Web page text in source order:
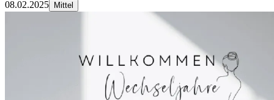
08.02.2025 Mittel